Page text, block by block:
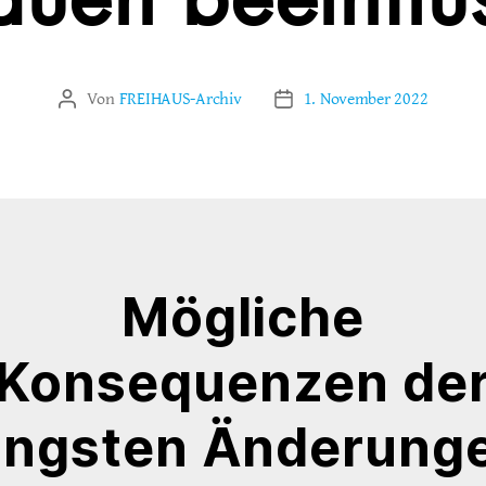
Beitragsautor
Von FREIHAUS-Archiv Veröffentlichungsdatum
1. November 2022
Mögliche